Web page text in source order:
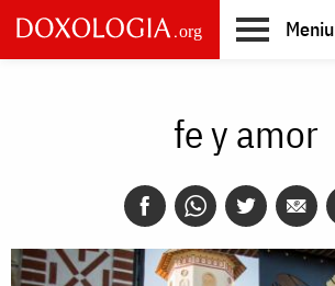
Skip to main content
Meniu
fe y amor